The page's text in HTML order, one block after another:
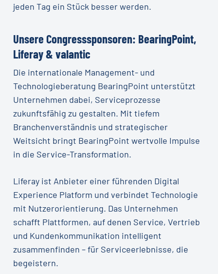
jeden Tag ein Stück besser werden.
Unsere Congresssponsoren: BearingPoint,
Liferay & valantic
Die internationale Management- und
Technologieberatung BearingPoint unterstützt
Unternehmen dabei, Serviceprozesse
zukunftsfähig zu gestalten. Mit tiefem
Branchenverständnis und strategischer
Weitsicht bringt BearingPoint wertvolle Impulse
in die Service-Transformation.
Liferay ist Anbieter einer führenden Digital
Experience Platform und verbindet Technologie
mit Nutzerorientierung. Das Unternehmen
schafft Plattformen, auf denen Service, Vertrieb
und Kundenkommunikation intelligent
zusammenfinden – für Serviceerlebnisse, die
begeistern.